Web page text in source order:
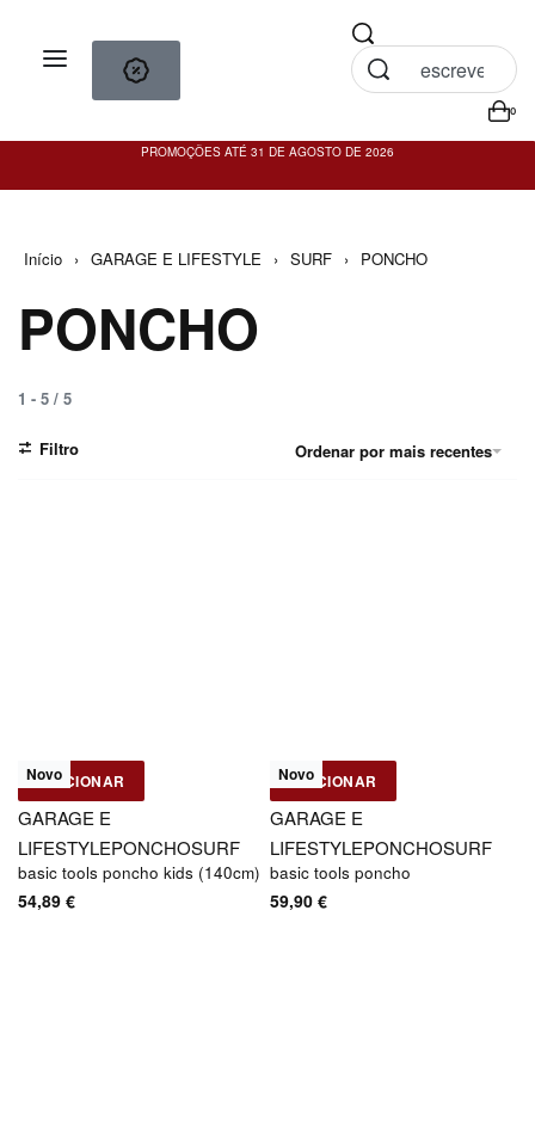
0
PROMOÇÕES ATÉ 31 DE AGOSTO DE 2026
Início › GARAGE E LIFESTYLE › SURF › PONCHO
PONCHO
1 - 5 / 5
Ordenar por mais recentes
Filtro
Novo
ADICIONAR
Basic Tools
GARAGE E
LIFESTYLEPONCHOSURF
basic tools poncho kids (140cm)
54,89 €
Novo
ADICIONAR
Basic Tools
GARAGE E
LIFESTYLEPONCHOSURF
basic tools poncho
59,90 €